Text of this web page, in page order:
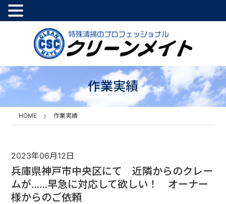
作業実績
HOME 作業実績
2023年06月12日
兵庫県神戸市中央区にて 近隣からのクレー
ムが……早急に対応して欲しい！ オーナー
様からのご依頼